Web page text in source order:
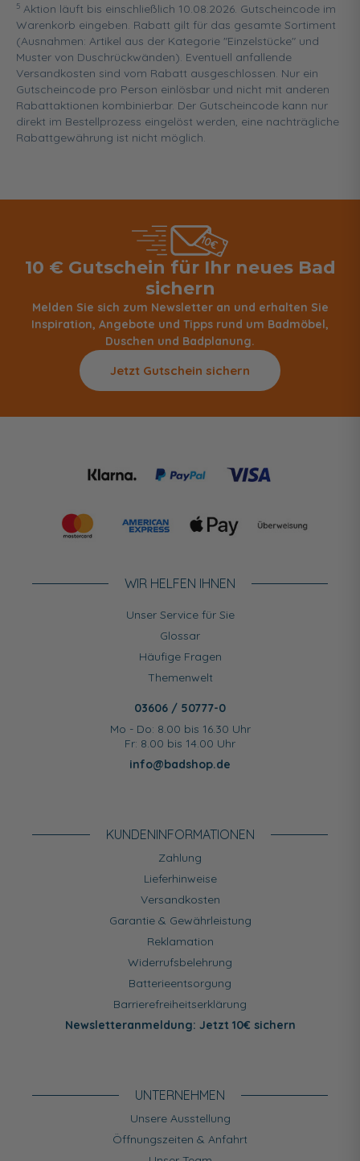
5 Aktion läuft bis einschließlich 10.08.2026. Gutscheincode im
Warenkorb eingeben. Rabatt gilt für das gesamte Sortiment
(Ausnahmen: Artikel aus der Kategorie "Einzelstücke" und
Muster von Duschrückwänden). Eventuell anfallende
Versandkosten sind vom Rabatt ausgeschlossen. Nur ein
Gutscheincode pro Person einlösbar und nicht mit anderen
Rabattaktionen kombinierbar. Der Gutscheincode kann nur
direkt im Bestellprozess eingelöst werden, eine nachträgliche
Rabattgewährung ist nicht möglich.
10 € Gutschein für Ihr neues Bad
sichern
Melden Sie sich zum Newsletter an und erhalten Sie
Inspiration, Angebote und Tipps rund um Badmöbel,
Duschen und Badplanung.
Jetzt Gutschein sichern
WIR HELFEN IHNEN
Unser Service für Sie
Glossar
Häufige Fragen
Themenwelt
03606 / 50777-0
Mo - Do: 8.00 bis 16.30 Uhr
Fr: 8.00 bis 14.00 Uhr
info@badshop.de
KUNDEN­INFORMATIONEN
Zahlung
Lieferhinweise
Versandkosten
Garantie & Gewährleistung
Reklamation
Widerrufsbelehrung
Batterieentsorgung
Barrierefreiheitserklärung
Newsletteranmeldung: Jetzt 10€ sichern
UNTERNEHMEN
Unsere Ausstellung
Öffnungszeiten & Anfahrt